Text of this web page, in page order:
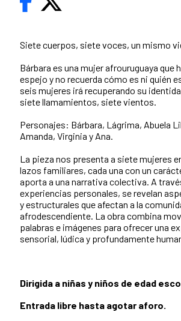
Siete cuerpos, siete voces, un mismo
Bárbara es una mujer afrouruguaya que
espejo y no recuerda cómo es ni quién
seis mujeres irá recuperando su
siete llamamientos, siete vientos.
Personajes: Bárbara, Lágrima, Abuela
Amanda, Virginia y Ana.
La pieza nos presenta a siete mujeres
lazos familiares, cada una con un
aporta a una narrativa colectiva. A
experiencias personales, se revelan
y estructurales que afectan a la
afrodescendiente. La obra combina
palabras e imágenes para ofrecer una
sensorial, lúdica y profundamente
Dirigida a niñas y niños de edad
Entrada libre hasta agotar aforo.